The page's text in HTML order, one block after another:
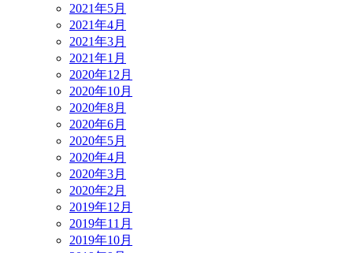
2021年5月
2021年4月
2021年3月
2021年1月
2020年12月
2020年10月
2020年8月
2020年6月
2020年5月
2020年4月
2020年3月
2020年2月
2019年12月
2019年11月
2019年10月